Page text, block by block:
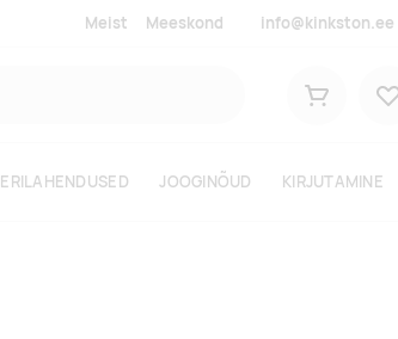
Meist Meeskond info@kinkston.ee
Ostukorv
ERILAHENDUSED JOOGINÕUD KIRJUTAMINE